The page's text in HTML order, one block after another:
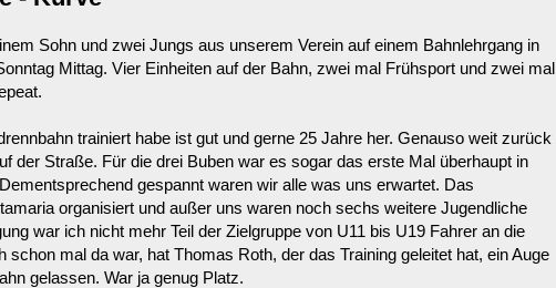
Sohn und zwei Jungs aus unserem Verein auf einem Bahnlehrgang in
Mittag. Vier Einheiten auf der Bahn, zwei mal Frühsport und zwei mal
trainiert habe ist gut und gerne 25 Jahre her. Genauso weit zurück
der Straße. Für die drei Buben war es sogar das erste Mal überhaupt in
gespannt waren wir alle was uns erwartet. Das
organisiert und außer uns waren noch sechs weitere Jugendliche
war ich nicht mehr Teil der Zielgruppe von U11 bis U19 Fahrer an die
schon mal da war, hat Thomas Roth, der das Training geleitet hat, ein Auge
gelassen. War ja genug Platz.